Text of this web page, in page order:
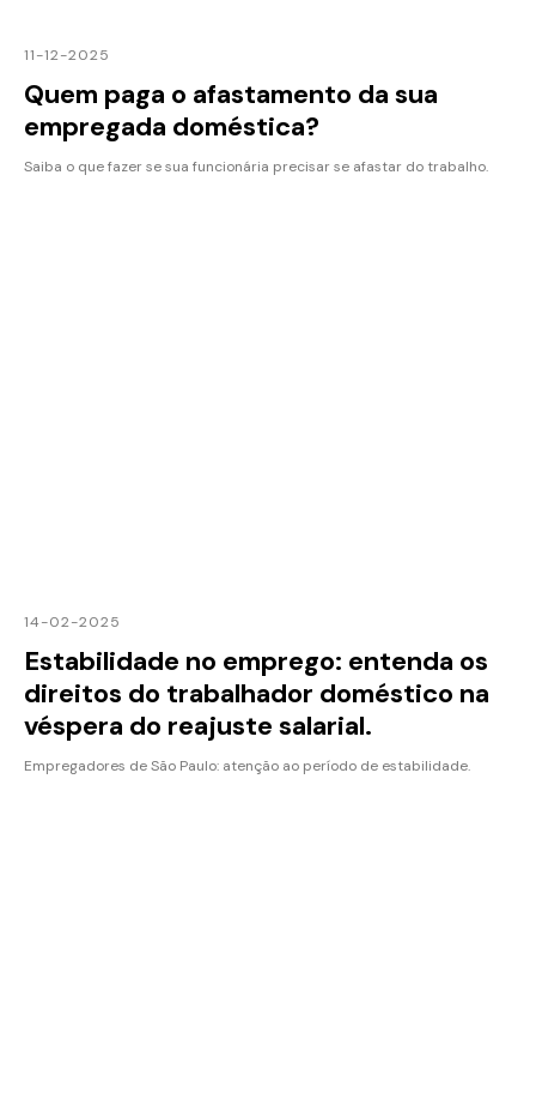
11-12-2025
Quem paga o afastamento da sua
empregada doméstica?
Saiba o que fazer se sua funcionária precisar se afastar do trabalho.
14-02-2025
Estabilidade no emprego: entenda os
direitos do trabalhador doméstico na
véspera do reajuste salarial.
Empregadores de São Paulo: atenção ao período de estabilidade.